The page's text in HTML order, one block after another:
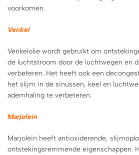
voorkomen.
Venkel
Venkelolie wordt gebruikt om
de luchtstroom door de luchtwegen en
verbeteren. Het heeft ook een
het slijm in de sinussen, keel en
ademhaling te verbeteren.
Marjolein
Marjolein heeft antioxiderende,
ontstekingsremmende eigenschappen.